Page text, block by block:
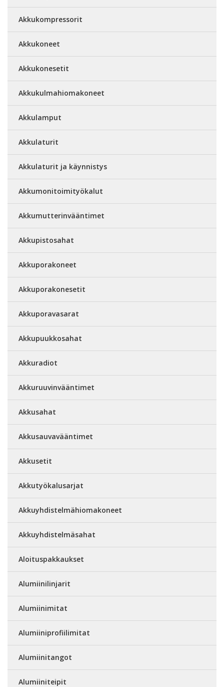
Akkukompressorit
Akkukoneet
Akkukonesetit
Akkukulmahiomakoneet
Akkulamput
Akkulaturit
Akkulaturit ja käynnistys
Akkumonitoimityökalut
Akkumutterinvääntimet
Akkupistosahat
Akkuporakoneet
Akkuporakonesetit
Akkuporavasarat
Akkupuukkosahat
Akkuradiot
Akkuruuvinvääntimet
Akkusahat
Akkusauvavääntimet
Akkusetit
Akkutyökalusarjat
Akkuyhdistelmähiomakoneet
Akkuyhdistelmäsahat
Aloituspakkaukset
Alumiinilinjarit
Alumiinimitat
Alumiiniprofiilimitat
Alumiinitangot
Alumiiniteipit